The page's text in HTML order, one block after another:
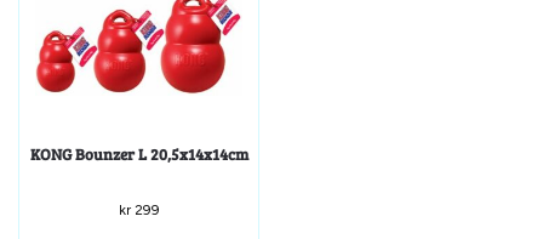
KONG Bounzer L 20,5x14x14cm
kr299